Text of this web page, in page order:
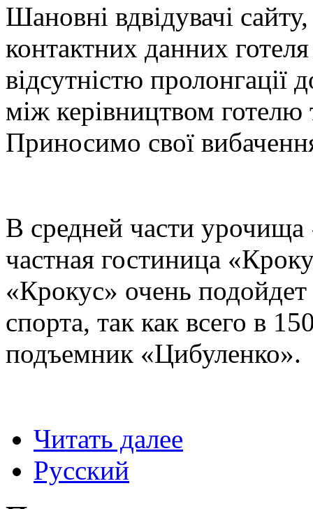
Шановні вдвідувачі
контактних данних
відсутністю пролонгації
між керівництвом готелю
Приносимо свої
В средней части урочища
частная гостиница
«Крокус» очень
спорта, так как всего в
подъемник «Цибуленко».
Читать далее
Русский